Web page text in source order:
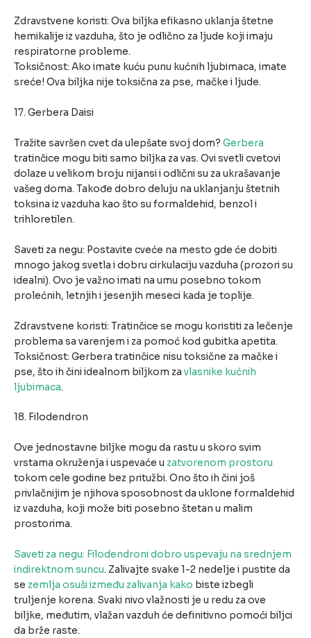
Zdravstvene koristi: Ova biljka efikasno uklanja štetne
hemikalije iz vazduha, što je odlično za ljude koji imaju
respiratorne probleme.
Toksičnost: Ako imate kuću punu kućnih ljubimaca, imate
sreće! Ova biljka nije toksična za pse, mačke i ljude.
17. Gerbera Daisi
Tražite savršen cvet da ulepšate svoj dom? Gerbera
tratinčice mogu biti samo biljka za vas. Ovi svetli cvetovi
dolaze u velikom broju nijansi i odlični su za ukrašavanje
vašeg doma. Takođe dobro deluju na uklanjanju štetnih
toksina iz vazduha kao što su formaldehid, benzol i
trihloretilen.
Saveti za negu: Postavite cveće na mesto gde će dobiti
mnogo jakog svetla i dobru cirkulaciju vazduha (prozori su
idealni). Ovo je važno imati na umu posebno tokom
prolećnih, letnjih i jesenjih meseci kada je toplije.
Zdravstvene koristi: Tratinčice se mogu koristiti za lečenje
problema sa varenjem i za pomoć kod gubitka apetita.
Toksičnost: Gerbera tratinčice nisu toksične za mačke i
pse, što ih čini idealnom biljkom za vlasnike kućnih
ljubimaca.
18. Filodendron
Ove jednostavne biljke mogu da rastu u skoro svim
vrstama okruženja i uspevaće u zatvorenom prostoru
tokom cele godine bez pritužbi. Ono što ih čini još
privlačnijim je njihova sposobnost da uklone formaldehid
iz vazduha, koji može biti posebno štetan u malim
prostorima.
Saveti za negu: Filodendroni dobro uspevaju na srednjem
indirektnom suncu. Zalivajte svake 1-2 nedelje i pustite da
se zemlja osuši između zalivanja kako biste izbegli
truljenje korena. Svaki nivo vlažnosti je u redu za ove
biljke, međutim, vlažan vazduh će definitivno pomoći biljci
da brže raste.